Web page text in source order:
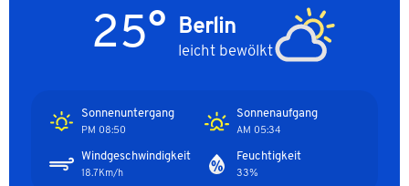
Berlin
leicht bewölkt
25°
Sonnenaufgang
05:34 AM
Sonnenuntergang
08:50 PM
Feuchtigkeit
33%
Windgeschwindigkeit
18.7Km/h